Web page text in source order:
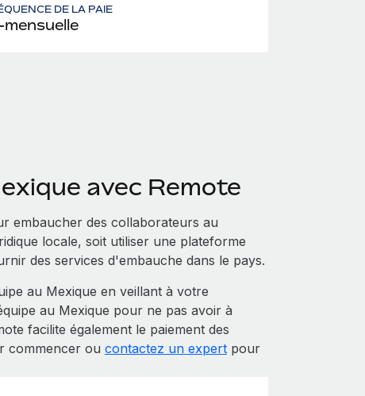
DE LA PAIE
avec Remote
embaucher des collaborateurs au
locale, soit utiliser une plateforme
des services d'embauche dans le pays.
au Mexique en veillant à votre
au Mexique pour ne pas avoir à
facilite également le paiement des
commencer ou contactez un expertpour